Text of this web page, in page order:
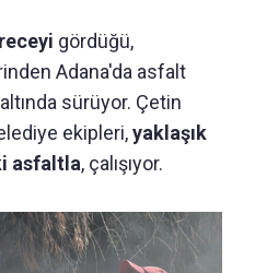
gördüğü,
Adana'da asfalt
sürüyor. Çetin
ekipleri,yaklaşık
asfaltla, çalışıyor.